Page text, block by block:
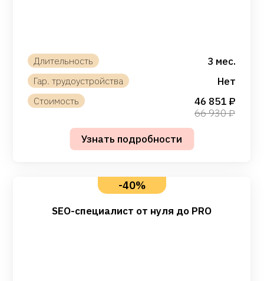
3 мес.
Нет
46 851
66 930
SEO-специалист от нуля до PRO
-40%